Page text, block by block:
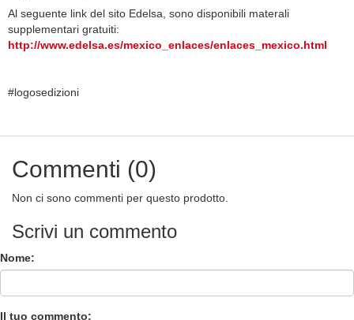
Al seguente link del sito Edelsa, sono disponibili materali
supplementari gratuiti:
http://www.edelsa.es/mexico_enlaces/enlaces_mexico.html
#logosedizioni
Commenti (0)
Non ci sono commenti per questo prodotto.
Scrivi un commento
Nome:
Il tuo commento: